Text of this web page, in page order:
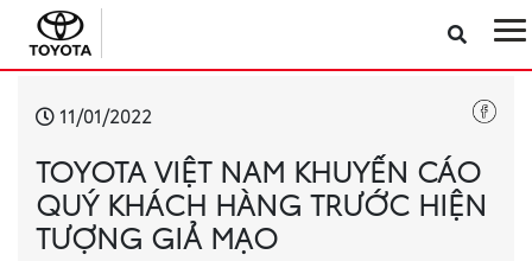
Sản phẩm
Công nghệ
Dịch vụ
11/01/2022
TOYOTA VIỆT NAM KHUYẾN CÁO
QUÝ KHÁCH HÀNG TRƯỚC HIỆN
TƯỢNG GIẢ MẠO